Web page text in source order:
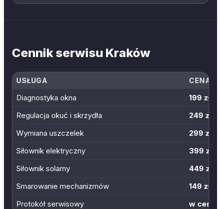
Cennik serwisu Kraków
USŁUGA CENA
Diagnostyka okna
199 zł
Regulacja okuć i skrzydła
249 zł
Wymiana uszczelek
299 zł
Siłownik elektryczny
399 zł
Siłownik solarny
449 zł
Smarowanie mechanizmów
149 zł
Protokół serwisowy
w cenie